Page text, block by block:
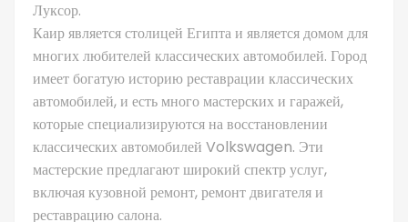
Луксор.
Каир является столицей Египта и является домом для
многих любителей классических автомобилей. Город
имеет богатую историю реставрации классических
автомобилей, и есть много мастерских и гаражей,
которые специализируются на восстановлении
классических автомобилей Volkswagen. Эти
мастерские предлагают широкий спектр услуг,
включая кузовной ремонт, ремонт двигателя и
реставрацию салона.